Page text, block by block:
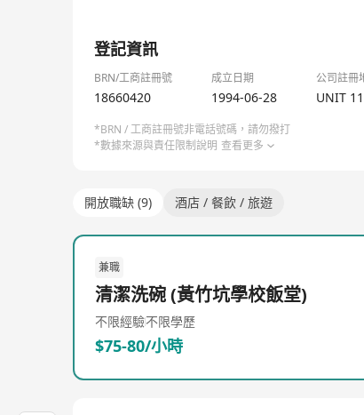
登記資訊
BRN/工商註冊號 成立日期 公司註冊
18660420 1994-06-28 UNIT
*BRN / 工商註冊號非電話號碼，請勿撥打
*數據來源與責任限制說明 查看更多
開放職缺 (9) 酒店 / 餐飲 / 旅遊
兼職
清潔洗碗 (黃竹坑學校飯堂)
不限經驗不限學歷
$75-80/小時